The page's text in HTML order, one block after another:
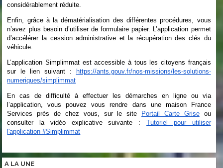
considérablement réduite.
Enfin, grâce à la dématérialisation des différentes procédures, vous
n’avez plus besoin d’utiliser de formulaire papier. L’application permet
d’accélérer la cession administrative et la récupération des clés du
véhicule.
L’application Simplimmat est accessible à tous les citoyens français
sur le lien suivant : https://ants.gouv.fr/nos-missions/les-solutions-
numeriques/simplimmat
En cas de difficulté à effectuer les démarches en ligne ou via
l’application, vous pouvez vous rendre dans une maison France
Services près de chez vous, sur le site Portail Carte Griseou
consulter la vidéo explicative suivante :Tutoriel pour utiliser
l'application #Simplimmat
A LA UNE